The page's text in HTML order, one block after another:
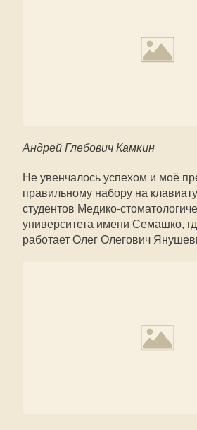
Андрей Глебович Камкин
Не увенчалось успехом и моё
правильному набору на
студентов Медико-
университета имени Семашко,
работает Олег Олегович